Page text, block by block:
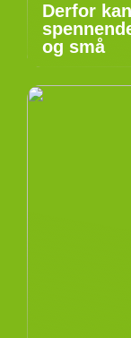
Derfor
og små